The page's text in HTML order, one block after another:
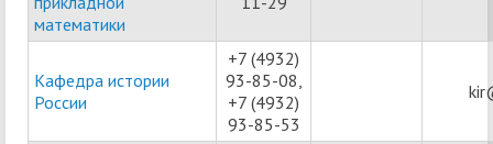
математики
Кафедра истории
России
+7 (4932)
93-85-08,
+7 (4932)
93-85-53